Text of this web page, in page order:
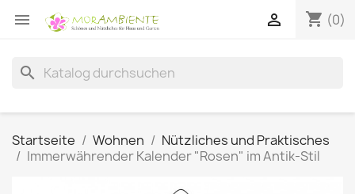
 shopping_cart (0)

search
Startseite Wohnen
Nützliches und Praktisches
Immerwährender Kalender "Rosen" im Antik-Stil